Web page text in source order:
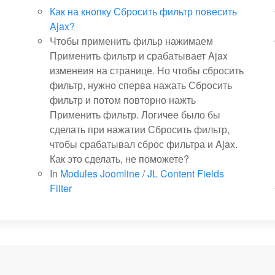
Как на кнопку Сбросить фильтр повесить
Ajax?
Чтобы применить фильр нажимаем
Применить фильтр и срабатывает Ajax
изменеия на странице. Но чтобы сбросить
фильтр, нужно сперва нажать Сбросить
фильтр и потом повторно нажть
Применить фильтр. Логичее было бы
сделать при нажатии Сбросить фильтр,
чтобы срабатывал сброс фильтра и Ajax.
Как это сделать, не поможете?
In Modules Joomline/JL Content Fields
Filter